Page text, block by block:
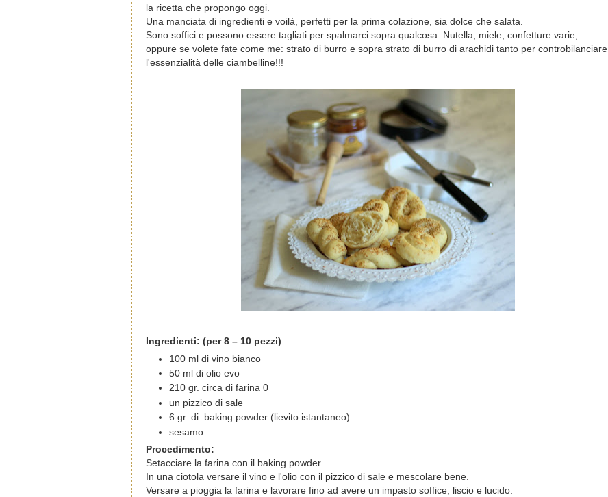
la ricetta che propongo oggi.
Una manciata di ingredienti e voilà, perfetti per la prima colazione, sia dolce che salata.
Sono soffici e possono essere tagliati per spalmarci sopra qualcosa. Nutella, miele, confetture varie,
oppure se volete fate come me: strato di burro e sopra strato di burro di arachidi tanto per controbilanciare
l'essenzialità delle ciambelline!!!
Ingredienti: (per 8 – 10 pezzi)
100 ml di vino bianco
50 ml di olio evo
210 gr. circa di farina 0
un pizzico di sale
6 gr. di baking powder (lievito istantaneo)
sesamo
Procedimento:
Setacciare la farina con il baking powder.
In una ciotola versare il vino e l'olio con il pizzico di sale e mescolare bene.
Versare a pioggia la farina e lavorare fino ad avere un impasto soffice, liscio e lucido.